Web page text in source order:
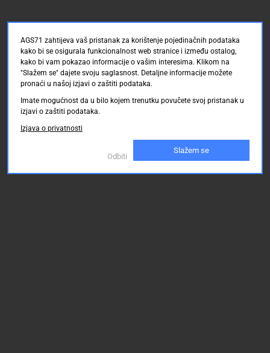
AGS71 zahtijeva vaš pristanak za korištenje pojedinačnih podataka
kako bi se osigurala funkcionalnost web stranice i između ostalog,
kako bi vam pokazao informacije o vašim interesima. Klikom na
"Slažem se" dajete svoju saglasnost. Detaljne informacije možete
pronaći u našoj izjavi o zaštiti podataka.
Imate mogućnost da u bilo kojem trenutku povučete svoj pristanak u
izjavi o zaštiti podataka.
Izjava o privatnosti
Odbiti
Slažem se